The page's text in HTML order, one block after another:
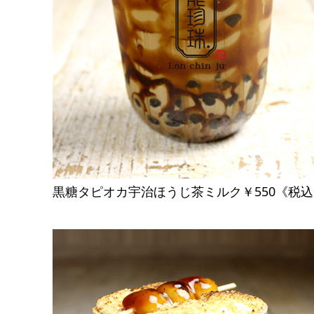
黒糖タピオカ宇治ほうじ茶ミルク￥550《税